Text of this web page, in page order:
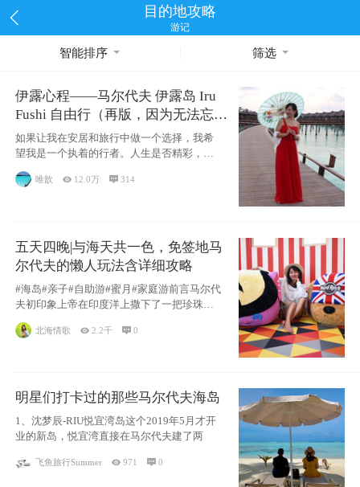
目的地攻略
游记
智能排序 筛选
伊露心程——马尔代夫 伊露岛 Iru
Fushi 自由行（再版，因为无法忘却
的留恋）
如果让我在安居和旅行中做一个选择，我希
望我是一个执着的行者。人生是否精彩，都
源于自己
唯歆  12.0万  314
五天四晚|与海天共一色，免签地马
尔代夫的懒人玩法含详细攻略
#海岛#亲子#自助游#蜜月#家庭游前言马尔代
夫初印象上帝在印度洋上撒下了一把珍珠，
北海情歌 2.2千 0
明星们打卡过的那些马尔代夫海岛
1、沈梦辰-RIU悦宜湾岛这个2019年5月才开
业的新岛，悦宜湾直接在马尔代夫建了两
飞鱼旅行Summer 971 0